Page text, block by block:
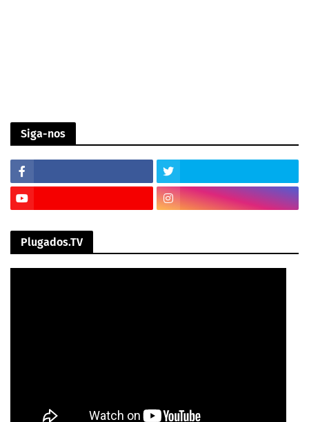
Siga-nos
Plugados.TV